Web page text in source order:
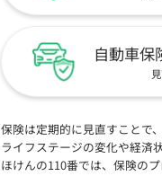
自動車保
保険は定期的に見直すことで
ライフステージの変化や経済
ほけんの110番では、保険の